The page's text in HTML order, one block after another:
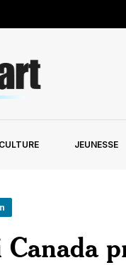
CULTURE JEUNESSE